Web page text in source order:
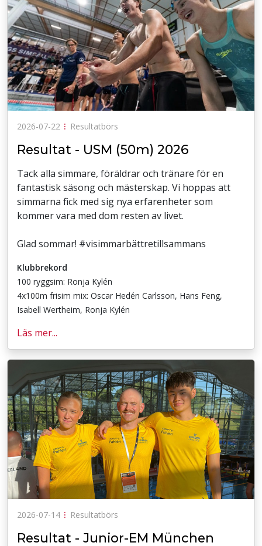
2026-07-22 ⁝ Resultatbörs
Resultat - USM (50m) 2026
Tack alla simmare, föräldrar och tränare för en
fantastisk säsong och mästerskap. Vi hoppas att
simmarna fick med sig nya erfarenheter som
kommer vara med dom resten av livet.
Glad sommar! #visimmarbättretillsammans
Klubbrekord
100 ryggsim: Ronja Kylén
4x100m frisim mix: Oscar Hedén Carlsson, Hans Feng,
Isabell Wertheim, Ronja Kylén
Läs mer...
2026-07-14 ⁝ Resultatbörs
Resultat - Junior-EM München